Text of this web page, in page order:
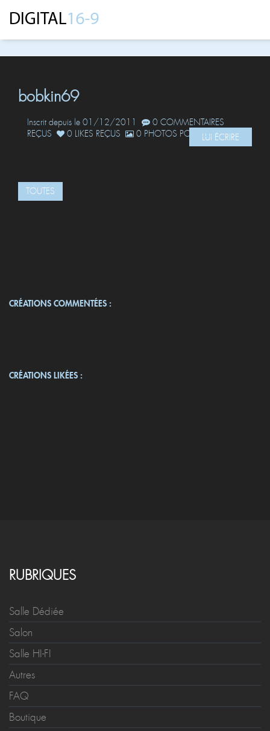
bobkin69
Inscrit depuis le 01/12/2011
0 COMMENTAIRES
REÇUS
0 LIKES REÇUS 0 PHOTOS POSTÉESLUI ÉCRIRE
TOUTES
CRÉATIONS COMMENTÉES :
CRÉATIONS LIKÉES :
RUBRIQUES
Salle Dédiée
Salon
Salle HI-FI
Autres
FAQ
Boutique